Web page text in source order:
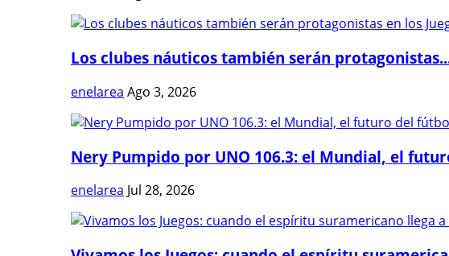
Los clubes náuticos también serán
enelarea Ago 3, 2026
Nery Pumpido por UNO 106.3: el Mundial, el
enelarea Jul 28, 2026